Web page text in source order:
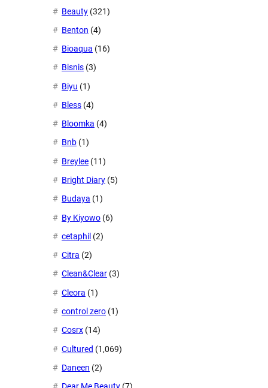
Beauty (321)
Benton (4)
Bioaqua (16)
Bisnis (3)
Biyu (1)
Bless (4)
Bloomka (4)
Bnb (1)
Breylee (11)
Bright Diary (5)
Budaya (1)
By Kiyowo (6)
cetaphil (2)
Citra (2)
Clean&Clear (3)
Cleora (1)
control zero (1)
Cosrx (14)
Cultured (1,069)
Daneen (2)